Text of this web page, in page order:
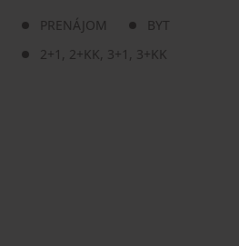
PRENÁJOM
BYT
2+1 , 2+KK, 3+1 , 3+KK